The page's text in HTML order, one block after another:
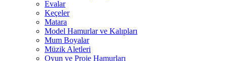
Evalar
Keçeler
Matara
Model Hamurlar ve Kalıpları
Mum Boyalar
Müzik Aletleri
Oyun ve Proje Hamurları